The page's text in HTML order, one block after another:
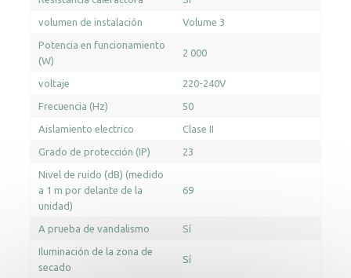
volumen de instalación Volume 3
Potencia en funcionamiento
(W)
2 000
voltaje 220-240V
Frecuencia (Hz) 50
Aislamiento electrico Clase II
Grado de protección (IP) 23
Nivel de ruido (dB) (medido
a 1 m por delante de la
unidad)
69
A prueba de vandalismo Sí
Iluminación de la zona de
secado
Sí